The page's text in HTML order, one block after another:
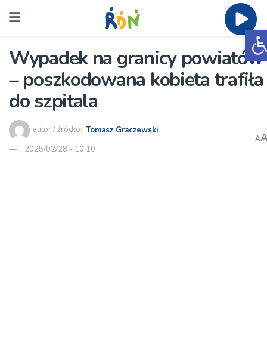
Wypadek na granicy powiatów
– poszkodowana kobieta trafiła
do szpitala
autor / źródło: Tomasz Graczewski
2025/02/28 - 10:10
A